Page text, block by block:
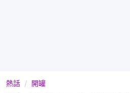
熱話 開罐